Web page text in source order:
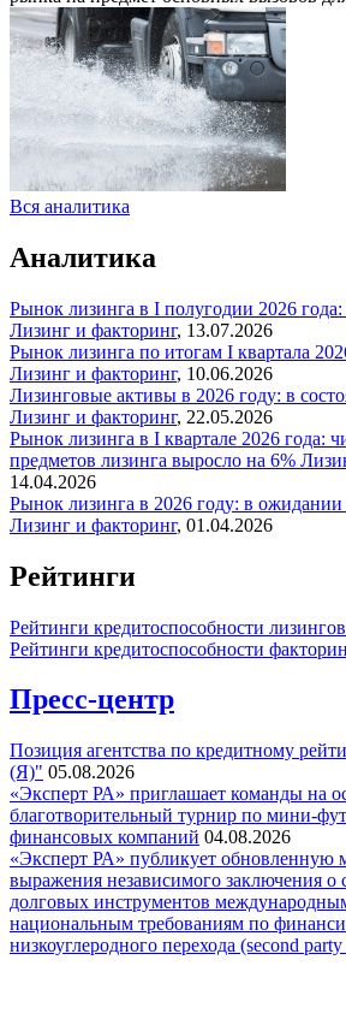
Вся аналитика
Аналитика
Рынок лизинга в I полугодии 2026 года:
Лизинг и факторинг, 13.07.2026
Рынок лизинга по итогам I квартала
Лизинг и факторинг, 10.06.2026
Лизинговые активы в 2026 году: в
Лизинг и факторинг, 22.05.2026
Рынок лизинга в I квартале 2026 года:
предметов лизинга выросло на 6%
14.04.2026
Рынок лизинга в 2026 году: в ожидании
Лизинг и факторинг, 01.04.2026
Рейтинги
Рейтинги кредитоспособности
Рейтинги кредитоспособности
Пресс-центр
Позиция агентства по кредитному
(Я)" 05.08.2026
«Эксперт РА» приглашает команды на
благотворительный турнир по мини-
финансовых компаний 04.08.2026
«Эксперт РА» публикует обновленную
выражения независимого заключения о
долговых инструментов
национальным требованиям по
низкоуглеродного перехода (second